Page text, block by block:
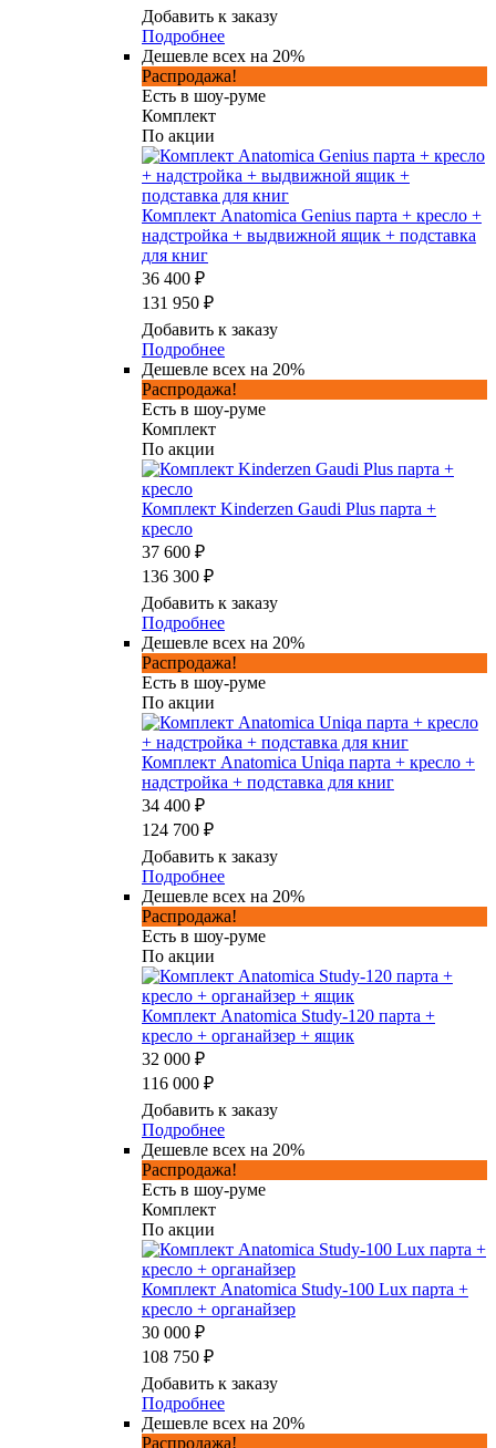
Добавить к заказу
Подробнее
Дешевле всех на 20%
Распродажа!
Есть в шоу-руме
Комплект
По акции
Комплект Anatomica Genius парта + кресло +
надстройка + выдвижной ящик + подставка
для книг
36 400 ₽
131 950 ₽
Добавить к заказу
Подробнее
Дешевле всех на 20%
Распродажа!
Есть в шоу-руме
Комплект
По акции
Комплект Kinderzen Gaudi Plus парта +
кресло
37 600 ₽
136 300 ₽
Добавить к заказу
Подробнее
Дешевле всех на 20%
Распродажа!
Есть в шоу-руме
По акции
Комплект Anatomica Uniqa парта + кресло +
надстройка + подставка для книг
34 400 ₽
124 700 ₽
Добавить к заказу
Подробнее
Дешевле всех на 20%
Распродажа!
Есть в шоу-руме
По акции
Комплект Anatomica Study-120 парта +
кресло + органайзер + ящик
32 000 ₽
116 000 ₽
Добавить к заказу
Подробнее
Дешевле всех на 20%
Распродажа!
Есть в шоу-руме
Комплект
По акции
Комплект Anatomica Study-100 Lux парта +
кресло + органайзер
30 000 ₽
108 750 ₽
Добавить к заказу
Подробнее
Дешевле всех на 20%
Распродажа!